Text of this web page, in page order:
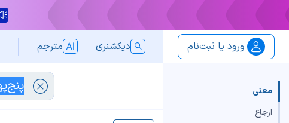
ورود یا ثبت‌نام دیکشنری مترجم
معنی
ارجاع